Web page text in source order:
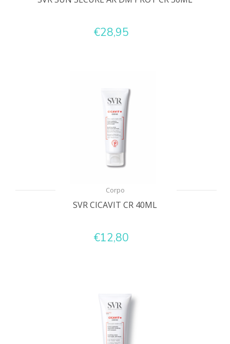
€28,95
Corpo
SVR CICAVIT CR 40ML
€12,80